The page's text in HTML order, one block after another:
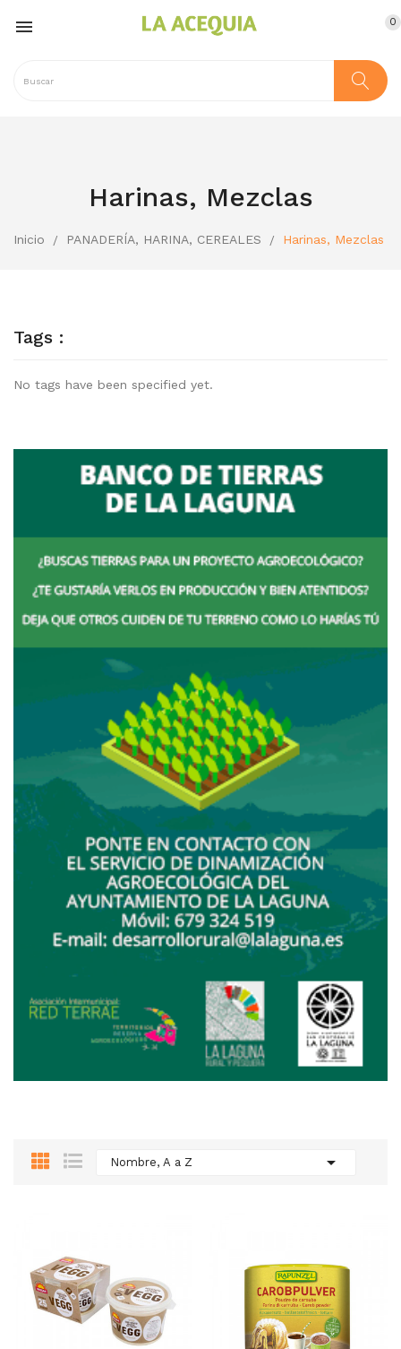
 0
Harinas, Mezclas
Inicio PANADERÍA, HARINA, CEREALES Harinas, Mezclas
Tags :
No tags have been specified yet.
Nombre, A a Z 